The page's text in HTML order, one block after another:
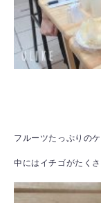
フルーツたっぷりの
中にはイチゴがたく